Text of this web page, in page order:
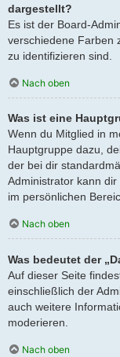
dargestellt?
Es ist der Board-
verschiedene Farben
zu identifizieren sind.
Nach oben
Was ist eine
Wenn du Mitglied in
Hauptgruppe dazu,
der bei dir
Administrator kann
im persönlichen
Nach oben
Was bedeutet der
Auf dieser Seite
einschließlich der
auch weitere
moderieren.
Nach oben